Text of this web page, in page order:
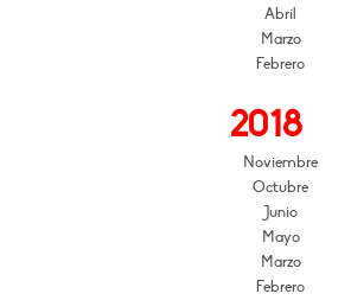
Abril
Marzo
Febrero
2018
Noviembre
Octubre
Junio
Mayo
Marzo
Febrero